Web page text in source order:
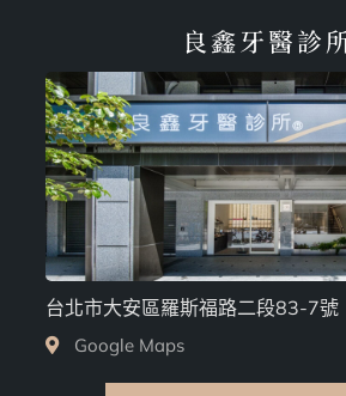
良鑫牙醫診
台北市大安區羅斯福路二段83-7號
Google Maps